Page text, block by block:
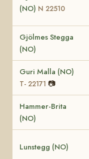
(NO) N 22510
Gjölmes Stegga
(NO)
Guri Malla (NO)
T- 22171 📷
Hammer-Brita
(NO)
Lunstegg (NO)